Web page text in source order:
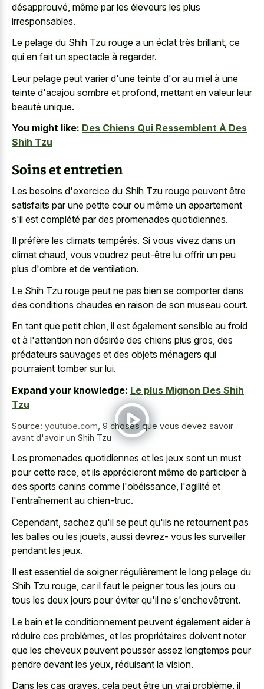
désapprouvé, même par les éleveurs les plus
irresponsables.
Le pelage du Shih Tzu rouge a un éclat très brillant, ce
qui en fait un spectacle à regarder.
Leur pelage peut varier d'une teinte d'or au miel à une
teinte d'acajou sombre et profond, mettant en valeur leur
beauté unique.
You might like: Des Chiens Qui Ressemblent À Des
Shih Tzu
Soins et entretien
Les besoins d'exercice du Shih Tzu rouge peuvent être
satisfaits par une petite cour ou même un appartement
s'il est complété par des promenades quotidiennes.
Il préfère les climats tempérés. Si vous vivez dans un
climat chaud, vous voudrez peut-être lui offrir un peu
plus d'ombre et de ventilation.
Le Shih Tzu rouge peut ne pas bien se comporter dans
des conditions chaudes en raison de son museau court.
En tant que petit chien, il est également sensible au froid
et à l'attention non désirée des chiens plus gros, des
prédateurs sauvages et des objets ménagers qui
pourraient tomber sur lui.
Expand your knowledge: Le plus Mignon Des Shih
Tzu
Source: youtube.com 9 choses que vous devez savoir
avant d'avoir un Shih Tzu
Les promenades quotidiennes et les jeux sont un must
pour cette race, et ils apprécieront même de participer à
des sports canins comme l'obéissance, l'agilité et
l'entraînement au chien-truc.
Cependant, sachez qu'il se peut qu'ils ne retournent pas
les balles ou les jouets, aussi devrez- vous les surveiller
pendant les jeux.
Il est essentiel de soigner régulièrement le long pelage du
Shih Tzu rouge, car il faut le peigner tous les jours ou
tous les deux jours pour éviter qu'il ne s'enchevêtrent.
Le bain et le conditionnement peuvent également aider à
réduire ces problèmes, et les propriétaires doivent noter
que les cheveux peuvent pousser assez longtemps pour
pendre devant les yeux, réduisant la vision.
Dans les cas graves, cela peut être un vrai problème, il